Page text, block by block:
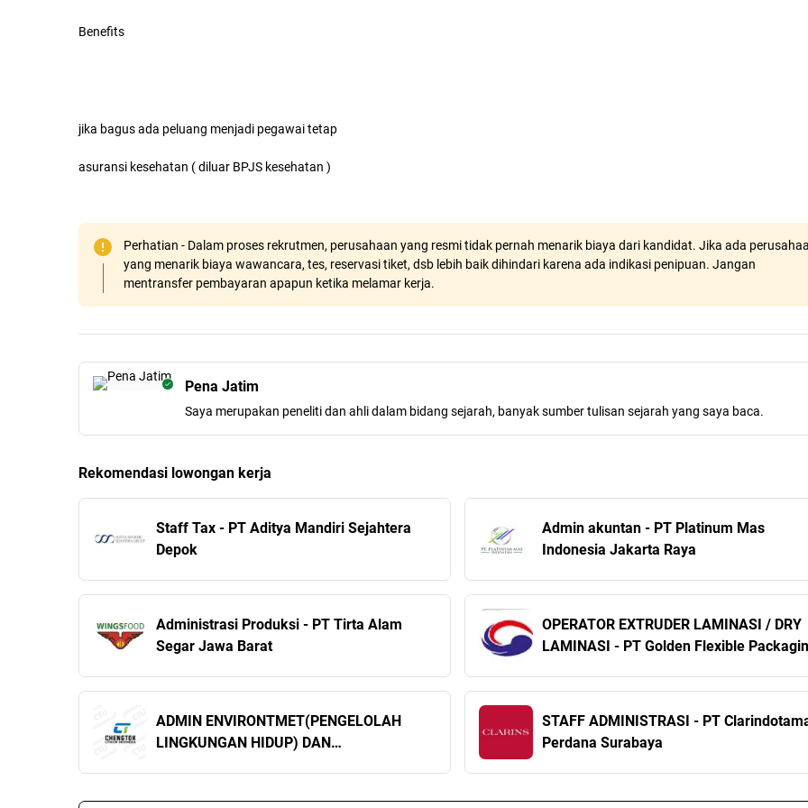
Benefits
jika bagus ada peluang menjadi pegawai tetap
asuransi kesehatan ( diluar BPJS kesehatan )
Perhatian - Dalam proses rekrutmen, perusahaan yang resmi tidak pernah menarik biaya dari kandidat. Jika ada
yang menarik biaya wawancara, tes, reservasi tiket, dsb lebih baik dihindari karena ada indikasi penipuan. Jangan
mentransfer pembayaran apapun ketika melamar kerja.
Pena Jatim
Saya merupakan peneliti dan ahli dalam bidang sejarah, banyak sumber tulisan sejarah yang saya baca.
Rekomendasi lowongan kerja
Staff Tax - PT Aditya Mandiri Sejahtera
Depok
Admin akuntan - PT Platinum Mas
Indonesia Jakarta Raya
Administrasi Produksi - PT Tirta Alam
Segar Jawa Barat
OPERATOR EXTRUDER LAMINASI / DRY
LAMINASI - PT Golden Flexible
ADMIN ENVIRONTMET(PENGELOLAH
LINGKUNGAN HIDUP) DAN
STAFF ADMINISTRASI - PT
Perdana Surabaya